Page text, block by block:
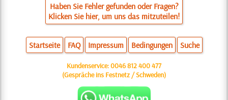
Haben Sie Fehler gefunden oder Fragen?
Klicken Sie hier, um uns das mitzuteilen!
Startseite FAQ Impressum Bedingungen Suche
Kundenservice:0046 812 400 477
(Gespräche ins Festnetz / Schweden)